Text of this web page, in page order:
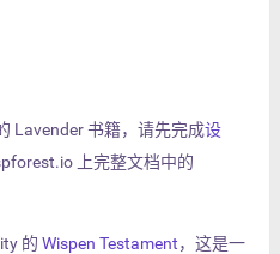
Lavender 书籍，请先完成设
上完整文档中的
的 Wispen Testament，这是一